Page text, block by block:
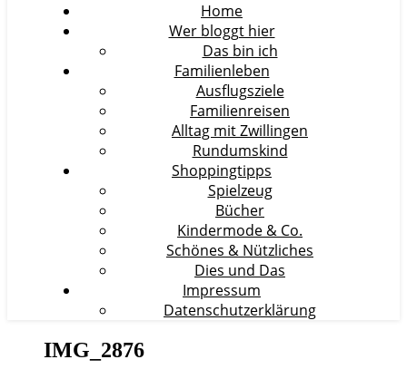
Home
Wer bloggt hier
Das bin ich
Familienleben
Ausflugsziele
Familienreisen
Alltag mit Zwillingen
Rundumskind
Shoppingtipps
Spielzeug
Bücher
Kindermode & Co.
Schönes & Nützliches
Dies und Das
Impressum
Datenschutzerklärung
IMG_2876